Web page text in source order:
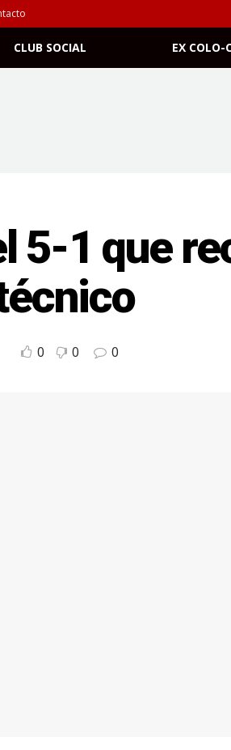
CLUB SOCIAL EX COLO-
5-1 que
0 0 0